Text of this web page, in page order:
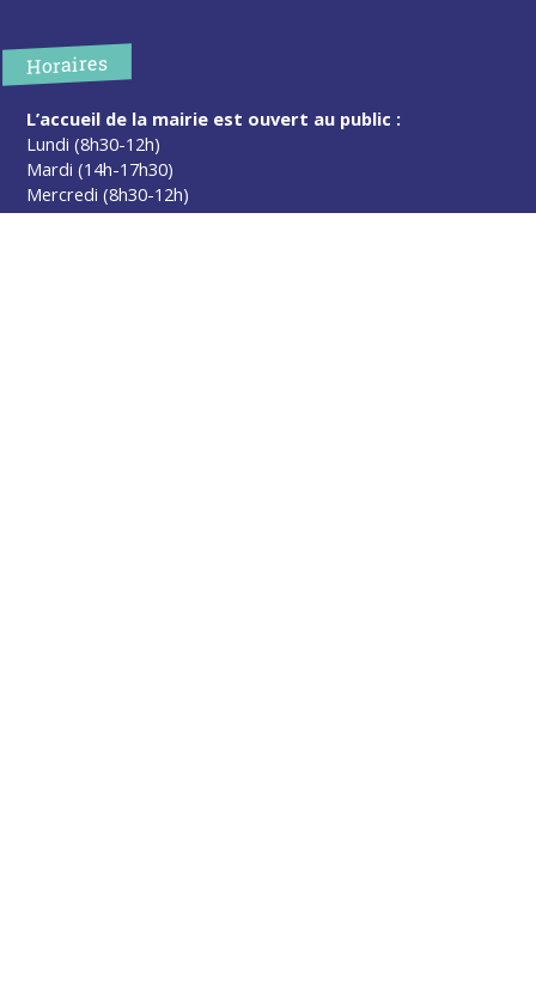
Horaires
L’accueil de la mairie est ouvert au public :
Lundi (8h30-12h)
Mardi (14h-17h30)
Mercredi (8h30-12h)
Jeudi (14h-17h30)